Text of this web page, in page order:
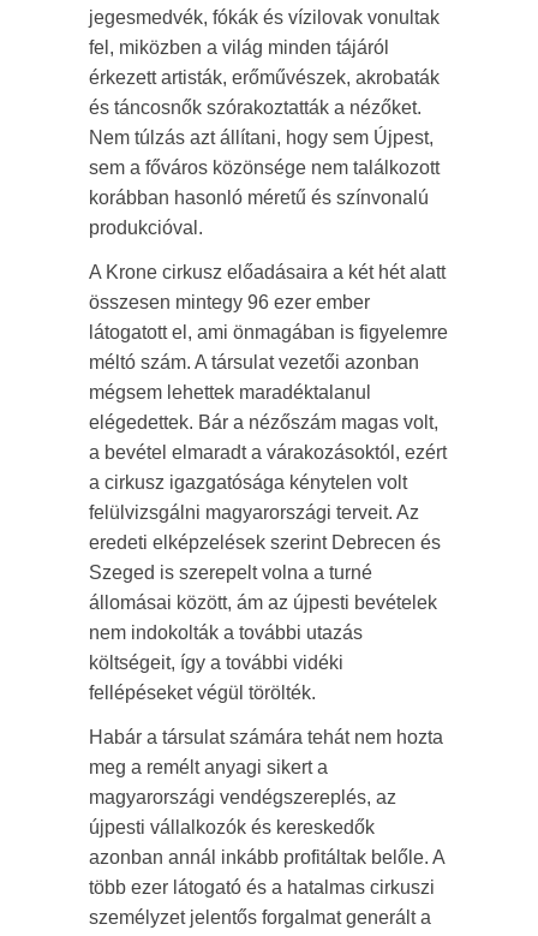
jegesmedvék, fókák és vízilovak vonultak
fel, miközben a világ minden tájáról
érkezett artisták, erőművészek, akrobaták
és táncosnők szórakoztatták a nézőket.
Nem túlzás azt állítani, hogy sem Újpest,
sem a főváros közönsége nem találkozott
korábban hasonló méretű és színvonalú
produkcióval.
A Krone cirkusz előadásaira a két hét alatt
összesen mintegy 96 ezer ember
látogatott el, ami önmagában is figyelemre
méltó szám. A társulat vezetői azonban
mégsem lehettek maradéktalanul
elégedettek. Bár a nézőszám magas volt,
a bevétel elmaradt a várakozásoktól, ezért
a cirkusz igazgatósága kénytelen volt
felülvizsgálni magyarországi terveit. Az
eredeti elképzelések szerint Debrecen és
Szeged is szerepelt volna a turné
állomásai között, ám az újpesti bevételek
nem indokolták a további utazás
költségeit, így a további vidéki
fellépéseket végül törölték.
Habár a társulat számára tehát nem hozta
meg a remélt anyagi sikert a
magyarországi vendégszereplés, az
újpesti vállalkozók és kereskedők
azonban annál inkább profitáltak belőle. A
több ezer látogató és a hatalmas cirkuszi
személyzet jelentős forgalmat generált a